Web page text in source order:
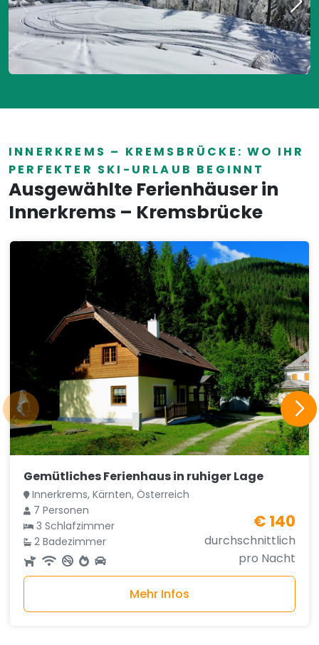
INNERKREMS – KREMSBRÜCKE: WO IHR
PERFEKTER SKI-URLAUB BEGINNT
Ausgewählte Ferienhäuser in
Innerkrems – Kremsbrücke
Gemütliches Ferienhaus in ruhiger Lage
Innerkrems, Kärnten, Österreich
7 Personen
3 Schlafzimmer
2 Badezimmer
€ 140
durchschnittlich
pro Nacht
Mehr Infos